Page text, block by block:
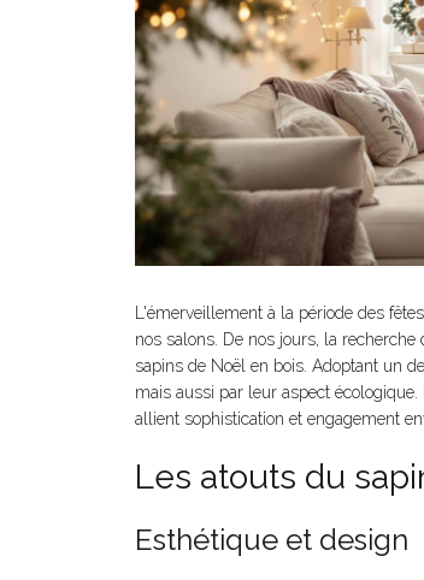
L'émerveillement à la période des
nos salons. De nos jours, la
sapins de Noël en bois. Adoptant un
mais aussi par leur aspect
allient sophistication et engagement
Les atouts du
Esthétique et design